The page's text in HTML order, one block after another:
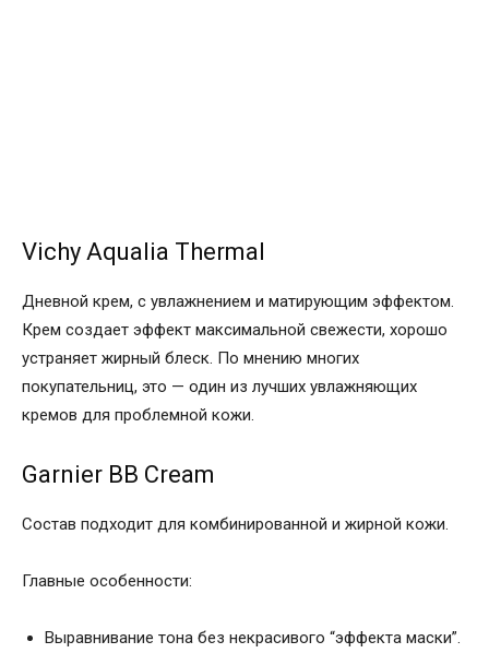
Vichy Aqualia Thermal
Дневной крем, с увлажнением и матирующим эффектом.
Крем создает эффект максимальной свежести, хорошо
устраняет жирный блеск. По мнению многих
покупательниц, это — один из лучших увлажняющих
кремов для проблемной кожи.
Garnier BB Сream
Состав подходит для комбинированной и жирной кожи.
Главные особенности:
Выравнивание тона без некрасивого “эффекта маски”.